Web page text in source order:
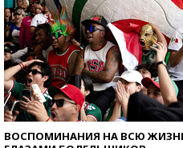
ВОСПОМИНАНИЯ НА ВСЮ